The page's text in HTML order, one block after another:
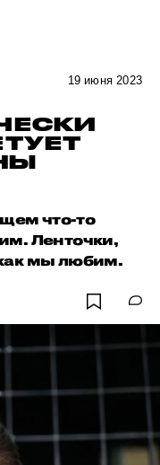
19 июня 2023
что-то
Ленточки,
мы любим.